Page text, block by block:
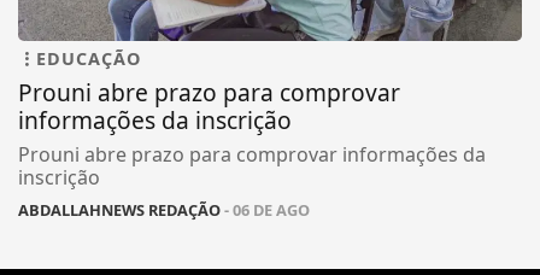
EDUCAÇÃO
Prouni abre prazo para comprovar
informações da inscrição
Prouni abre prazo para comprovar informações da
inscrição
ABDALLAHNEWS REDAÇÃO- 06 DE AGO